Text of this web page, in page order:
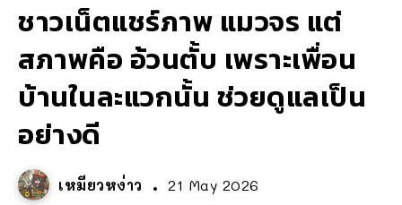
ชาวเน็ตแชร์ภาพ แมวจร แต่
สภาพคือ อ้วนตั้บ เพราะเพื่อน
บ้านในละแวกนั้น ช่วยดูแลเป็น
อย่างดี
เหมียวหง่าว 21 May 2026